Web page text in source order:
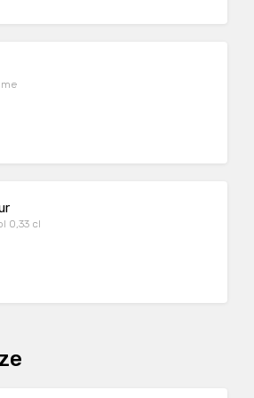
Birra bionda 4,5 % vol 0,33 cl